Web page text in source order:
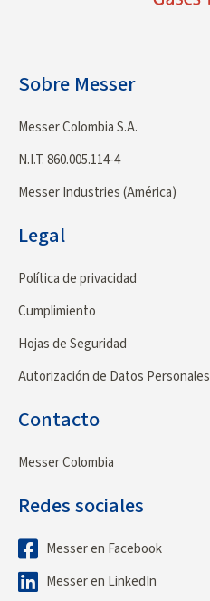
Sobre Messer
Messer Colombia S.A.
N.I.T. 860.005.114-4
Messer Industries (América)
Legal
Política de privacidad
Cumplimiento
Hojas de Seguridad
Autorización de Datos Personales
Contacto
Messer Colombia
Redes sociales
Messer en Facebook
Messer en LinkedIn